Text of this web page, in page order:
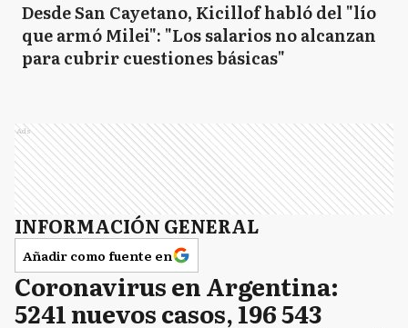
Desde San Cayetano, Kicillof habló del "lío
que armó Milei": "Los salarios no alcanzan
para cubrir cuestiones básicas"
Ads
INFORMACIÓN GENERAL
Añadir como fuente en
Coronavirus en Argentina:
5241 nuevos casos, 196 543